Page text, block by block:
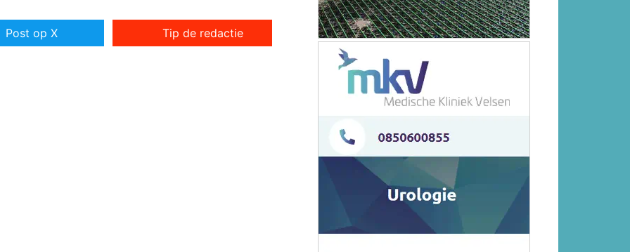
Post op X Tip de redactie